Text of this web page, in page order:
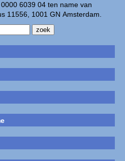
6039 04 ten name van
11556, 1001 GN Amsterdam.